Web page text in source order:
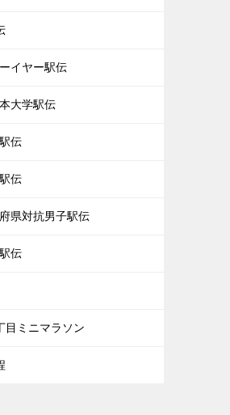
イヤー駅伝
大学駅伝
伝
伝
県対抗男子駅伝
伝
目ミニマラソン